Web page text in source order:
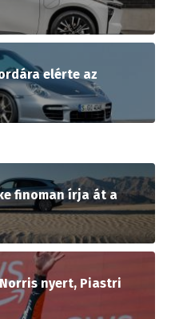
elérte az
finoman írja át a
nyert, Piastri